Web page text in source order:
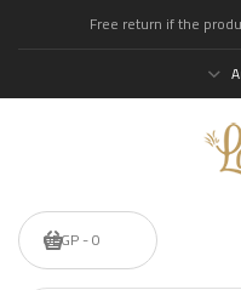
Free return if the
0 - 0EGP